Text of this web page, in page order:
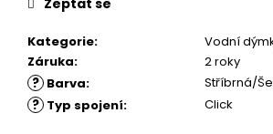
Kategorie:
Vodní
Záruka: 2 roky
? Barva: Stříbrná/
? Typ spojení: Click
Zeptat se